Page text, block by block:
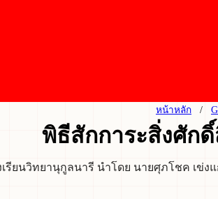
หน้าหลัก
พิธีสักการะสิ่งศักดิ์
เรียนวิทยานุกูลนารี นำโดย นายศุภโชค เ